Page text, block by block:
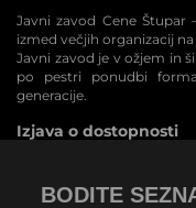
Javni zavod Cene Štupar
izmed večjih organizacij
Javni zavod je v ožjem in
po pestri ponudbi
generacije.
Izjava o dostopnosti
BODITE